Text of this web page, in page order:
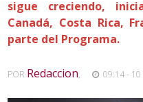
sigue creciendo,
Canadá, Costa Rica,
parte del Programa.
POR Redaccion, 09:14 - 10